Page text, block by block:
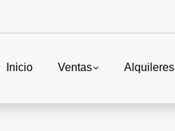
Inicio Ventas Alquileres